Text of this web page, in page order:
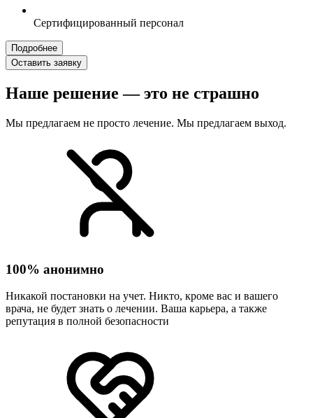
Сертифицированный персонал
Подробнее
Оставить заявку
Наше решение — это не страшно
Мы предлагаем не просто лечение. Мы предлагаем выход.
100% анонимно
Никакой постановки на учет. Никто, кроме вас и вашего
врача, не будет знать о лечении. Ваша карьера, а также
репутация в полной безопасности